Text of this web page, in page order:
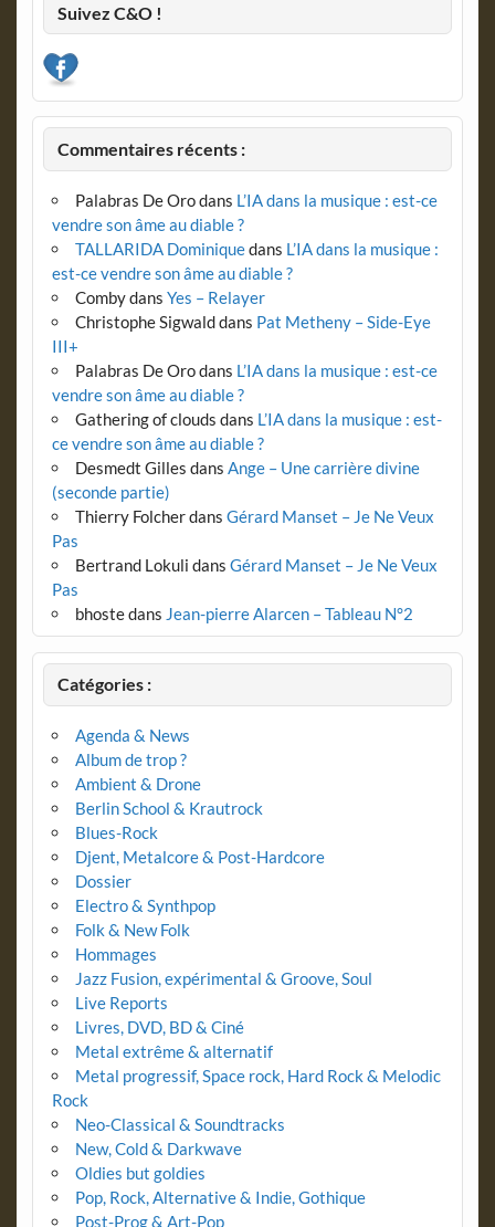
Suivez C&O !
Commentaires récents :
Palabras De Orodans L’IA dans la musique : est-ce
vendre son âme au diable ?
TALLARIDA Dominiquedans L’IA dans la musique :
est-ce vendre son âme au diable ?
Combydans Yes – Relayer
Christophe Sigwalddans Pat Metheny – Side-Eye
III+
Palabras De Orodans L’IA dans la musique : est-ce
vendre son âme au diable ?
Gathering of clouds dans L’IA dans la musique : est-
ce vendre son âme au diable ?
Desmedt Gilles dans Ange – Une carrière divine
(seconde partie)
Thierry Folcherdans Gérard Manset – Je Ne Veux
Pas
Bertrand Lokuli dans Gérard Manset – Je Ne Veux
Pas
bhostedans Jean-pierre Alarcen – Tableau N°2
Catégories :
Agenda & News
Album de trop ?
Ambient & Drone
Berlin School & Krautrock
Blues-Rock
Djent, Metalcore & Post-Hardcore
Dossier
Electro & Synthpop
Folk & New Folk
Hommages
Jazz Fusion, expérimental & Groove, Soul
Live Reports
Livres, DVD, BD & Ciné
Metal extrême & alternatif
Metal progressif, Space rock, Hard Rock & Melodic
Rock
Neo-Classical & Soundtracks
New, Cold & Darkwave
Oldies but goldies
Pop, Rock, Alternative & Indie, Gothique
Post-Prog & Art-Pop